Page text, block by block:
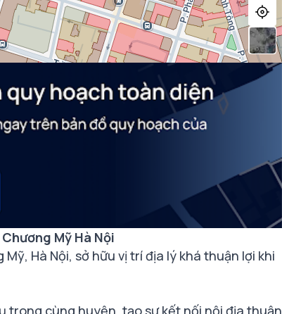
Mỹ Hà Nội
Hà Nội, sở hữu vị trí địa lý khá thuận lợi khi
trong cùng huyện, tạo sự kết nối nội địa thuận